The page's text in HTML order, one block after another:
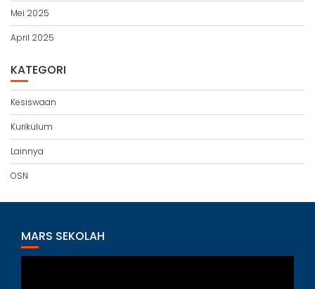
Mei 2025
April 2025
KATEGORI
Kesiswaan
Kurikulum
Lainnya
OSN
MARS SEKOLAH